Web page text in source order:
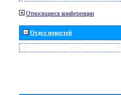
Относящиеся конференции
Отдел новостей